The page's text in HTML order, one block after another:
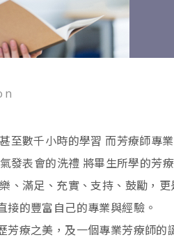
至數千小時的學習 而芳療師專
發表會的洗禮 將畢生所學的芳
、滿足、充實、支持、鼓勵，
的豐富自己的專業與經驗。
療之美，及一個專業芳療師的